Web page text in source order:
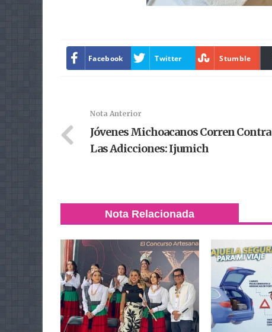
Facebook Twitter Stumble
Nota Anterior
Jóvenes Michoacanos Corren Contra
Las Adicciones: Ijumich
Nota Relacionada